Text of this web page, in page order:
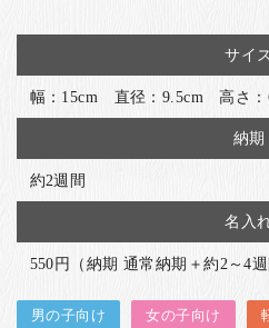
サイ
幅：15cm 直径：9.5cm 高さ：
納期
約2週間
名入
550円（納期 通常納期＋約2～4週
男の子向け 女の子向け